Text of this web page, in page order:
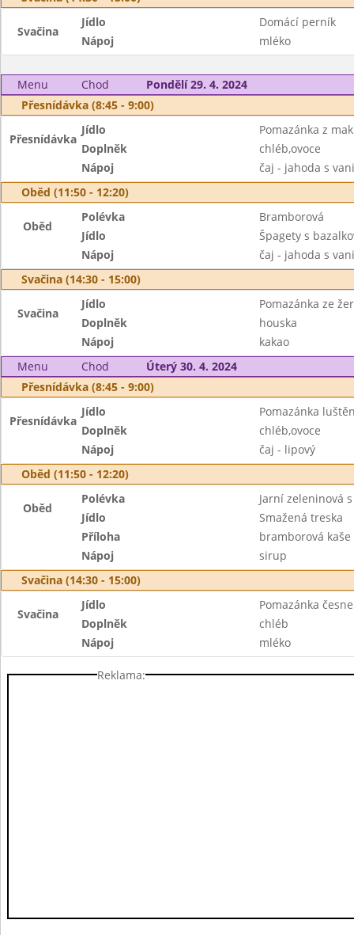
Svačina
Jídlo
Domácí perník
Nápoj
mléko
Menu Chod
Pondělí 29. 4. 2024
Přesnídávka (8:45 - 9:00)
Přesnídávka
Jídlo
Pomazánka z
Doplněk
chléb,ovoce
Nápoj
čaj - jahoda s
Oběd (11:50 - 12:20)
Oběd
Polévka
Bramborová
Jídlo
Špagety s
Nápoj
čaj - jahoda s
Svačina (14:30 - 15:00)
Svačina
Jídlo
Pomazánka ze
Doplněk
houska
Nápoj
kakao
Menu
Chod
Úterý 30. 4. 2024
Přesnídávka (8:45 - 9:00)
Přesnídávka
Jídlo
Pomazánka
Doplněk
chléb,ovoce
Nápoj
čaj - lipový
Oběd (11:50 - 12:20)
Oběd
Polévka
Jarní zeleninová
Jídlo
Smažená treska
Příloha
bramborová kaše
Nápoj
sirup
Svačina (14:30 - 15:00)
Svačina
Jídlo
Pomazánka
Doplněk
chléb
Nápoj
mléko
Reklama: